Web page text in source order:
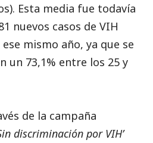
Esta media fue todavía
nuevos casos de VIH
mismo año, ya que se
un 73,1% entre los 25 y
de la campaña
discriminación por VIH’